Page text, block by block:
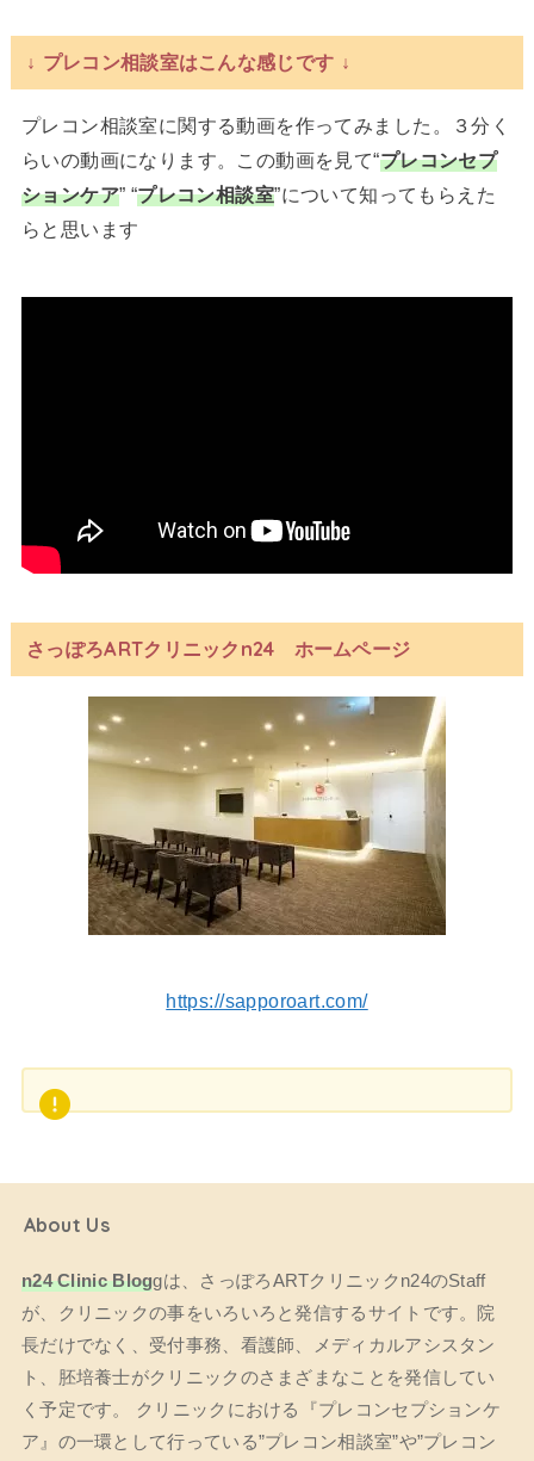
↓ プレコン相談室はこんな感じです ↓
プレコン相談室に関する動画を作ってみました。３分く
らいの動画になります。この動画を見て“プレコンセプ
ションケア” “プレコン相談室”について知ってもらえた
らと思います
さっぽろARTクリニックn24 ホームページ
https://sapporoart.com/
About Us
n24 Clinic Bloggは、さっぽろARTクリニックn24のStaff
が、クリニックの事をいろいろと発信するサイトです。院
長だけでなく、受付事務、看護師、メディカルアシスタン
ト、胚培養士がクリニックのさまざまなことを発信してい
く予定です。 クリニックにおける『プレコンセプションケ
ア』の一環として行っている”プレコン相談室”や”プレコン